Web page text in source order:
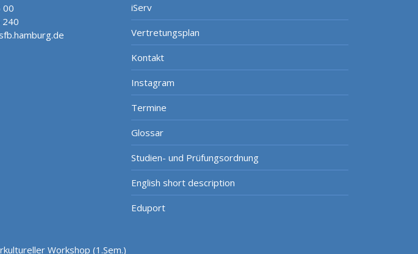
00
240
iServ
Vertretungsplan
Kontakt
Instagram
Termine
Glossar
Studien- und Prüfungsordnung
English short description
Eduport
Workshop (1.Sem.)